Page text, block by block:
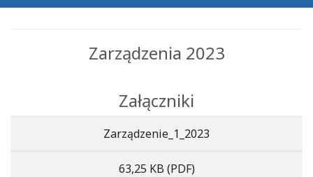
Zarządzenia 2023
Załączniki
Zarządzenie_1_2023
63,25 KB (PDF)